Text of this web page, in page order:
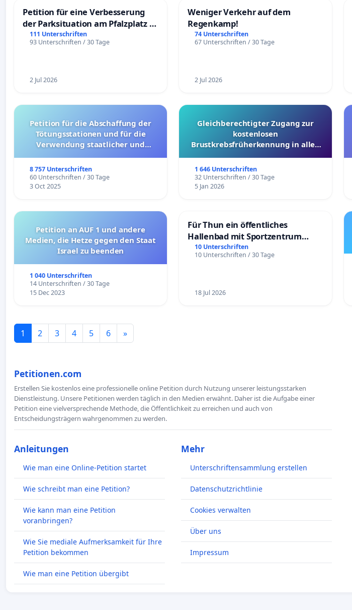
Petition für eine Verbesserung
der Parksituation am Pfalzplatz in
Mannheim
111 Unterschriften
93 Unterschriften / 30 Tage
2 Jul 2026
Weniger Verkehr auf dem
Regenkamp!
74 Unterschriften
67 Unterschriften / 30 Tage
2 Jul 2026
Petition für die Abschaffung der
Tötungsstationen und für die
Verwendung staatlicher und
8 757 Unterschriften
60 Unterschriften / 30 Tage
3 Oct 2025
Gleichberechtigter Zugang zur
kostenlosen
Brustkrebsfrüherkennung in allen
1 646 Unterschriften
32 Unterschriften / 30 Tage
5 Jan 2026
Petition an AUF 1 und andere
Medien, die Hetze gegen den Staat
Israel zu beenden
1 040 Unterschriften
14 Unterschriften / 30 Tage
15 Dec 2023
Für Thun ein öffentliches
Hallenbad mit Sportzentrum
schaffen
10 Unterschriften
10 Unterschriften / 30 Tage
18 Jul 2026
1 2 3 4 5 6 »
Petitionen.com
Erstellen Sie kostenlos eine professionelle online Petition durch Nutzung unserer leistungsstarken
Dienstleistung. Unsere Petitionen werden täglich in den Medien erwähnt. Daher ist die Aufgabe einer
Petition eine vielversprechende Methode, die Öffentlichkeit zu erreichen und auch von
Entscheidungsträgern wahrgenommen zu werden.
Anleitungen
Wie man eine Online-Petition startet
Wie schreibt man eine Petition?
Wie kann man eine Petition
voranbringen?
Wie Sie mediale Aufmerksamkeit für Ihre
Petition bekommen
Wie man eine Petition übergibt
Mehr
Unterschriftensammlung erstellen
Datenschutzrichtlinie
Cookies verwalten
Über uns
Impressum